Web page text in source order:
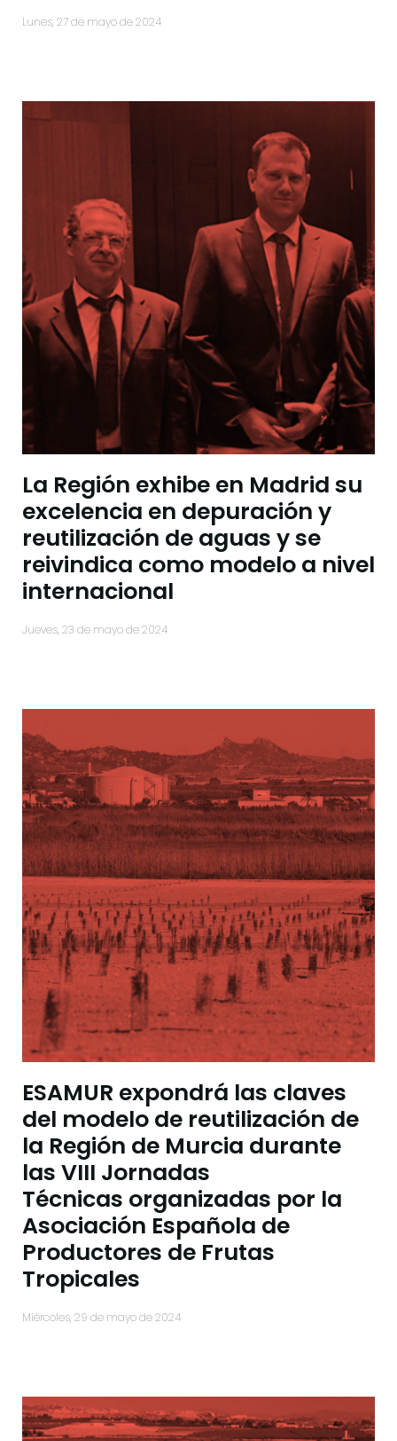
lunes, 27 de mayo de 2024
La Región exhibe en Madrid su
excelencia en depuración y
reutilización de aguas y se
reivindica como modelo a nivel
internacional
jueves, 23 de mayo de 2024
ESAMUR expondrá las claves
del modelo de reutilización de
la Región de Murcia durante
las VIII Jornadas
Técnicas organizadas por la
Asociación Española de
Productores de Frutas
Tropicales
miércoles, 29 de mayo de 2024